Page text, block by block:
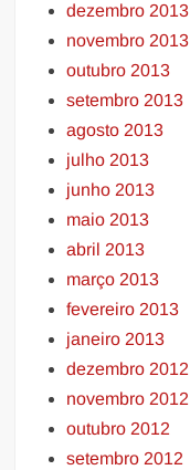
dezembro 2013
novembro 2013
outubro 2013
setembro 2013
agosto 2013
julho 2013
junho 2013
maio 2013
abril 2013
março 2013
fevereiro 2013
janeiro 2013
dezembro 2012
novembro 2012
outubro 2012
setembro 2012